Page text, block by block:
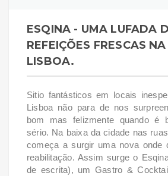
ESQINA - UMA LUFADA
REFEIÇÕES FRESCAS
LISBOA.
Sitio fantásticos em locais
Lisboa não para de nos
bom mas felizmente quando é
sério. Na baixa da cidade nas
começa a surgir uma nova onde
reabilitação. Assim surge o
de escrita), um Gastro &